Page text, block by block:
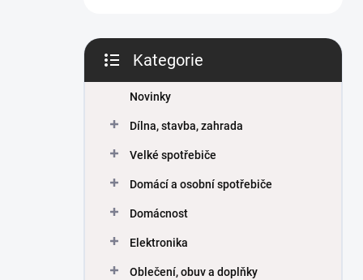
kategorie
Kategorie
Novinky
Dílna, stavba, zahrada
Velké spotřebiče
Domácí a osobní spotřebiče
Domácnost
Elektronika
Oblečení, obuv a doplňky